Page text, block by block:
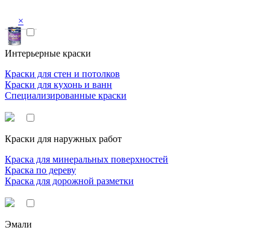
×
Интерьерные краски
Краски для стен и потолков
Краски для кухонь и ванн
Специализированные краски
Краски для наружных работ
Краска для минеральных поверхностей
Краска по дереву
Краска для дорожной разметки
Эмали